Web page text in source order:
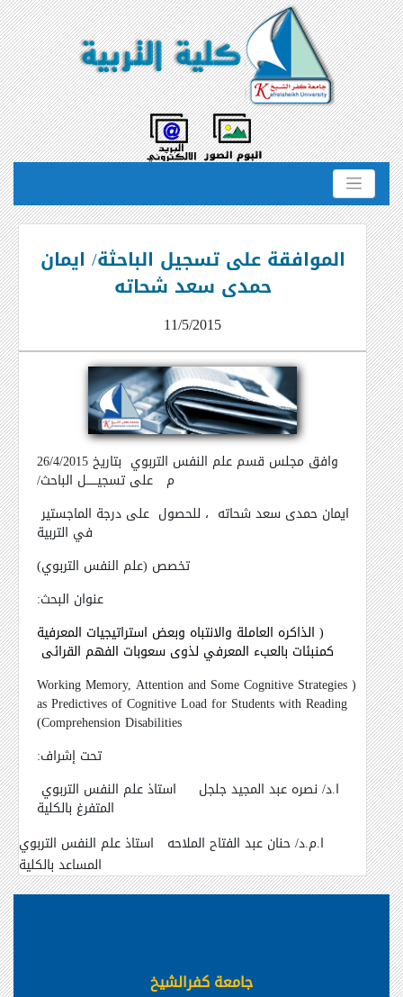
الموافقة على تسجيل الباحثة/ ايمان
حمدى سعد شحاته
11/5/2015
وافق مجلس قسم علم النفس التربوي بتاريخ 26/4/2015
م على تسجيــــــل الباحث/
ايمان حمدى سعد شحاته ، للحصول على درجة الماجستير
في التربية
تخصص (علم النفس التربوي)
عنوان البحث:
( الذاكره العاملة والانتباه وبعض استراتيجيات المعرفية
كمنبئات بالعبء المعرفي لذوى سعوبات الفهم القرائى
(
Working Memory, Attention and Some Cognitive Strategies
as Predictives of Cognitive Load for Students with Reading
Comprehension Disabilities
)
تحت إشراف:
ا.د/ نصره عبد المجيد جلجل
استاذ علم النفس التربوي
المتفرغ بالكلية
ا.م.د/ حنان عبد الفتاح الملاحه
استاذ علم النفس التربوي
المساعد بالكلية
جامعة كفرالشيخ